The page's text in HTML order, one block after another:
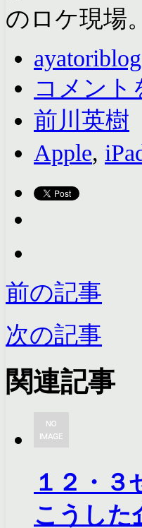
のロケ現場
ayatoriblog
コメント
前川英樹
Apple,
前の記事
次の記事
関連記事
１２・
こうした